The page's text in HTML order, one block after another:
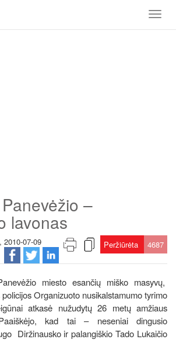
Toggle
–
lavonas
2010-07-09 Peržiūrėta 4687
miesto esančių miško masyvų,
Organizuoto nusikalstamumo tyrimo
atkasė nužudytų 26 metų amžiaus
kad tai – neseniai dingusio
Diržinausko ir palangiškio Tado Lukaičio